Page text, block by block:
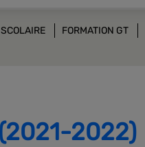
FORMATION GT
(2021-2022)